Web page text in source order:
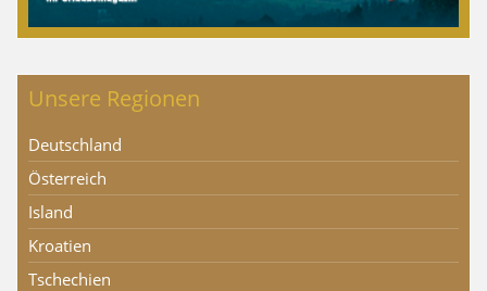
Unsere Regionen
Deutschland
Österreich
Island
Kroatien
Tschechien